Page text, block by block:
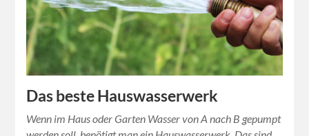
Das beste Hauswasserwerk
Wenn im Haus oder Garten Wasser von A nach B gepumpt